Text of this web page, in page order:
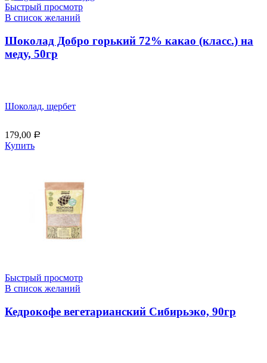
Быстрый просмотр
В список желаний
Шоколад Добро горький 72% какао (класс.) на
меду, 50гр
Шоколад, щербет
179,00 Р
Купить
Быстрый просмотр
В список желаний
Кедрокофе вегетарианский Сибирьэко, 90гр